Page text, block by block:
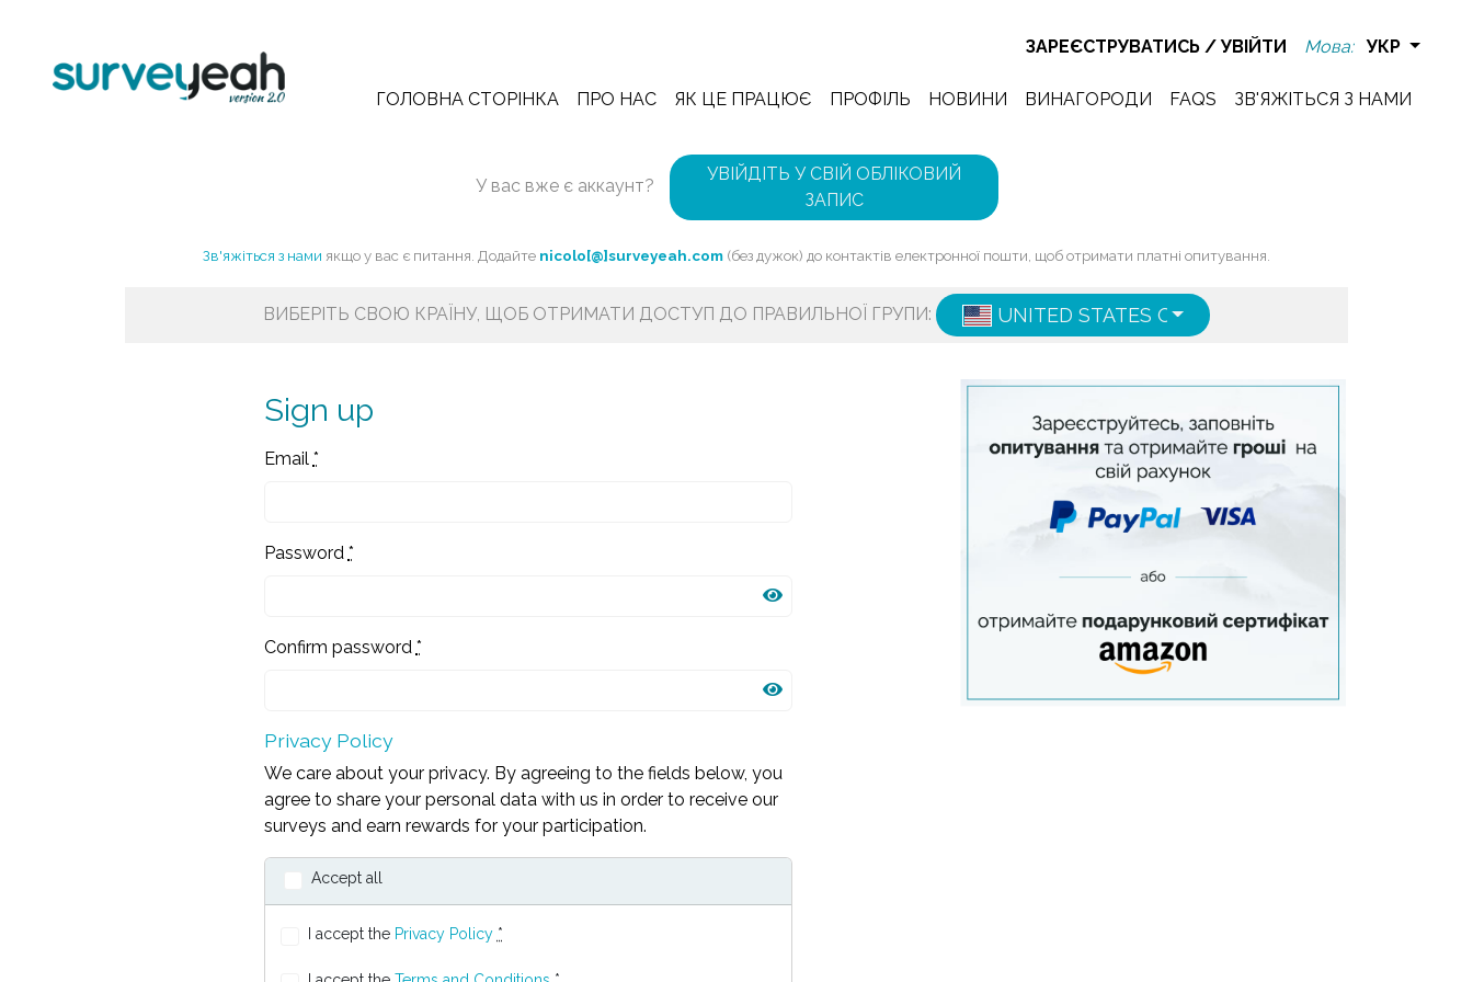
ЗАРЕЄСТРУВАТИСЬ /УВІЙТИ Мова: УКР
ГОЛОВНА СТОРІНКА ПРО НАС ЯК ЦЕ ПРАЦЮЄ ПРОФІЛЬ НОВИНИ ВИНАГОРОДИ FAQS ЗВ'ЯЖІТЬСЯ З НАМИ
У вас вже є аккаунт?
УВІЙДІТЬ У СВІЙ ОБЛІКОВИЙ
ЗАПИС
Зв'яжіться з нами якщо у вас є питання. Додайте nicolo[@]surveyeah.com (без дужок) до контактів електронної пошти, щоб отримати платні опитування.
ВИБЕРІТЬ СВОЮ КРАЇНУ, ЩОБ ОТРИМАТИ ДОСТУП ДО ПРАВИЛЬНОЇ ГРУПИ: UNITED STATES OF AMERICA
Sign up
Email *
Password *
Confirm password *
Privacy Policy
We care about your privacy. By agreeing to the fields below, you
agree to share your personal data with us in order to receive our
surveys and earn rewards for your participation.
Accept all
I accept the Privacy Policy *